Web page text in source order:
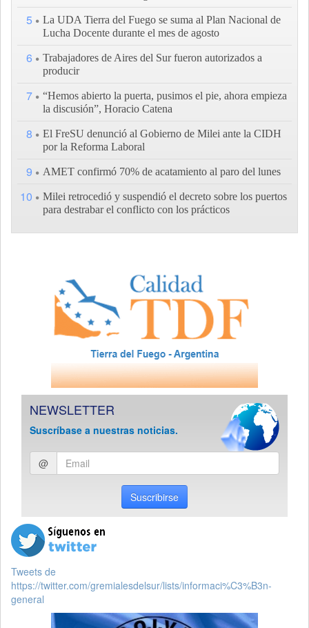
5
La UDA Tierra del Fuego se suma al Plan Nacional de
Lucha Docente durante el mes de agosto
6
Trabajadores de Aires del Sur fueron autorizados a
producir
7
“Hemos abierto la puerta, pusimos el pie, ahora empieza
la discusión”, Horacio Catena
8
El FreSU denunció al Gobierno de Milei ante la CIDH
por la Reforma Laboral
9 AMET confirmó 70% de acatamiento al paro del lunes
10
Milei retrocedió y suspendió el decreto sobre los puertos
para destrabar el conflicto con los prácticos
NEWSLETTER
Suscríbase a nuestras noticias.
Ingresar
email
@
Suscribirse
Tweets de
https://twitter.com/gremialesdelsur/lists/informaci%C3%B3n-
general